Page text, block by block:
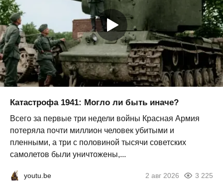
Катастрофа 1941: Могло ли быть иначе?
Всего за первые три недели войны Красная Армия
потеряла почти миллион человек убитыми и
пленными, а три с половиной тысячи советских
самолетов были уничтожены,...
youtu.be 2 авг 2026 3 225